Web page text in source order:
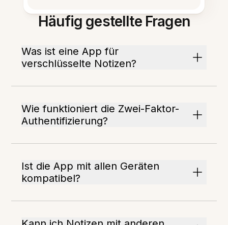
Häufig gestellte Fragen
Was ist eine App für
verschlüsselte Notizen?
Wie funktioniert die Zwei-Faktor-
Authentifizierung?
Ist die App mit allen Geräten
kompatibel?